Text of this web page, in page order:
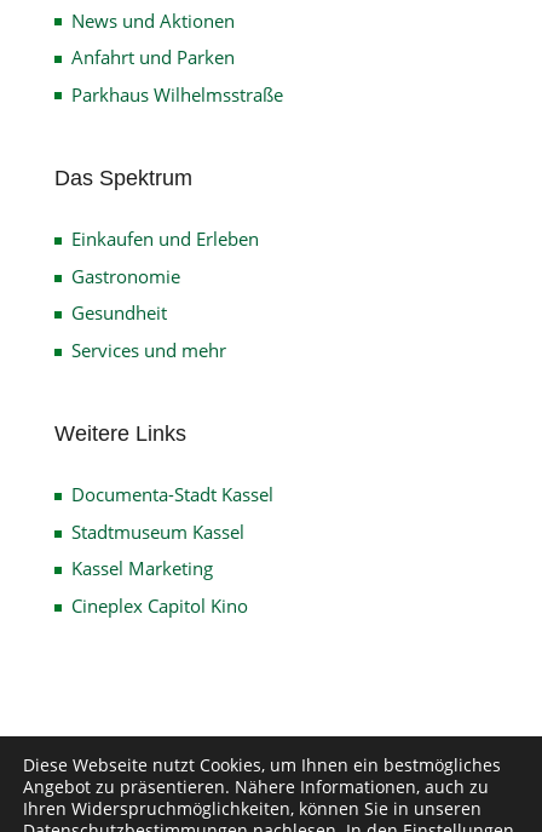
News und Aktionen
Anfahrt und Parken
Parkhaus Wilhelmsstraße
Das Spektrum
Einkaufen und Erleben
Gastronomie
Gesundheit
Services und mehr
Weitere Links
Documenta-Stadt Kassel
Stadtmuseum Kassel
Kassel Marketing
Cineplex Capitol Kino
Impressum Datenschutz
Disclaimer
Kontakt
Diese Webseite nutzt Cookies, um Ihnen ein bestmögliches
Angebot zu präsentieren. Nähere Informationen, auch zu
Ihren Widerspruchmöglichkeiten, können Sie in unseren